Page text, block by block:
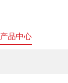
产品中心